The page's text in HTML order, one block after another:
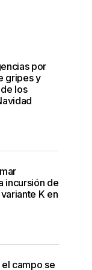
por
gripes y
los
incursión de
K en
campo se